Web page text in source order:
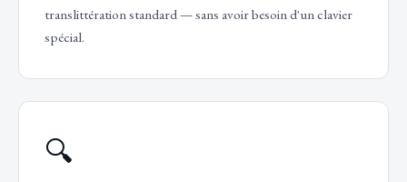
translittération standard — sans avoir besoin d'un clavier
spécial.
🔍